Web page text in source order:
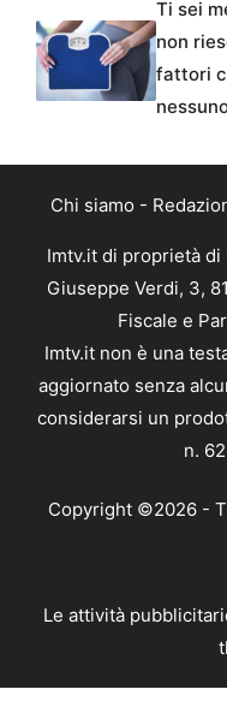
Ti sei
non
fattori
Chi siamo -
Imtv.it di proprietà di
Giuseppe Verdi, 3,
Fiscale e
Imtv.it non è una
aggiornato senza
considerarsi un
n.
Copyright ©2026 -
Le attività